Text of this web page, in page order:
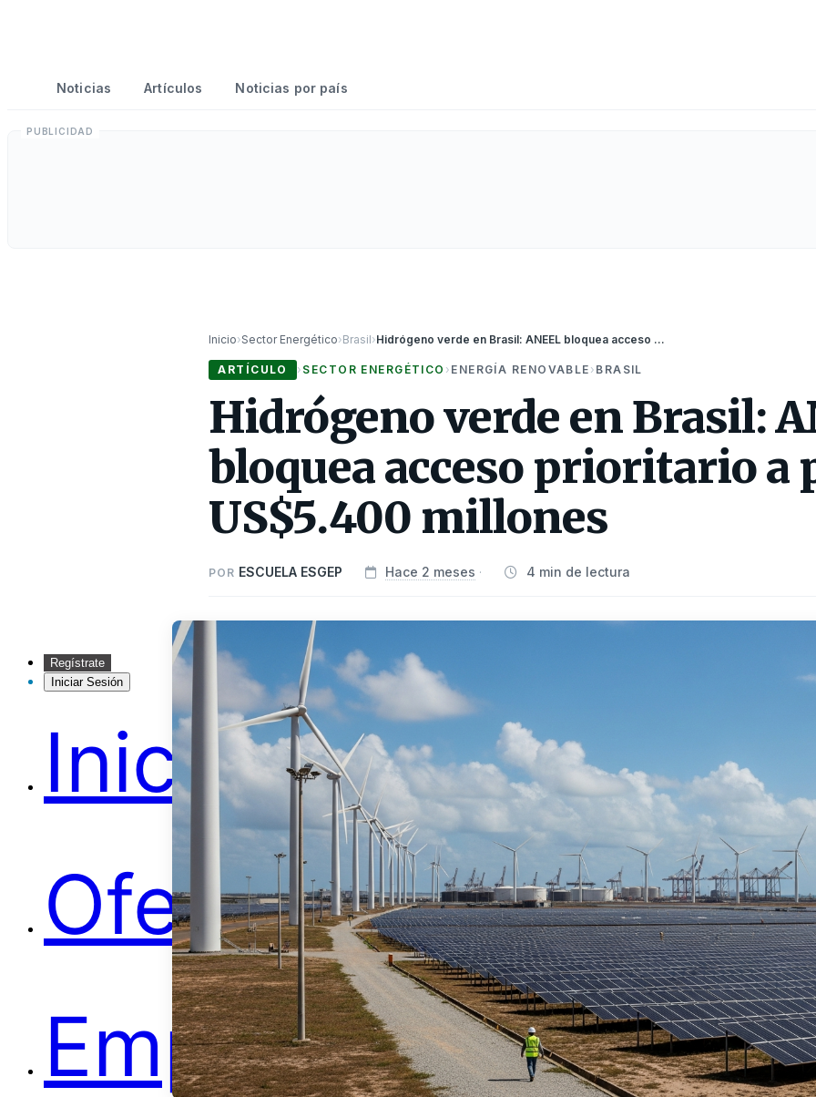
Regístrate
Iniciar Sesión
Inicio
Ofertas
Empleos
Noticias Artículos Noticias por país
Inicio›Sector Energético›Brasil› Hidrógeno verde en Brasil: ANEEL bloquea acceso prioritario a planta de US$5.400 millones
ARTÍCULO › SECTOR ENERGÉTICO › ENERGÍA RENOVABLE › BRASIL
Hidrógeno verde en Brasil:
bloquea acceso prioritario a
US$5.400 millones
POR ESCUELA ESGEP Hace 2 meses · 4 min de lectura